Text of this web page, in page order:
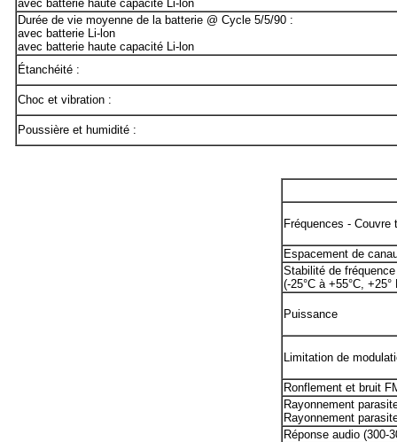
avec batterie haute capacité Li-lon
Durée de vie moyenne de la batterie @ Cycle 5/5/90 :
avec batterie Li-lon
avec batterie haute capacité Li-lon
Étanchéité :
Choc et vibration :
Poussière et humidité :
Fréquences - Couvre
Espacement de
Stabilité de fréquence
(-25°C à +55°C, +25°
Puissance
Limitation de
Ronflement et bruit
Rayonnement
Rayonnement
Réponse audio (300-